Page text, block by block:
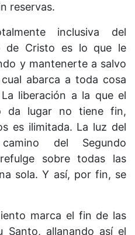
reservas.
inclusiva del
de Cristo es lo que le
y mantenerte a salvo
abarca a toda cosa
liberación a la que el
da lugar no tiene fin,
es ilimitada. La luz del
del Segundo
sobre todas las
sola. Y así, por fin, se
marca el fin de las
Santo, allanando así el